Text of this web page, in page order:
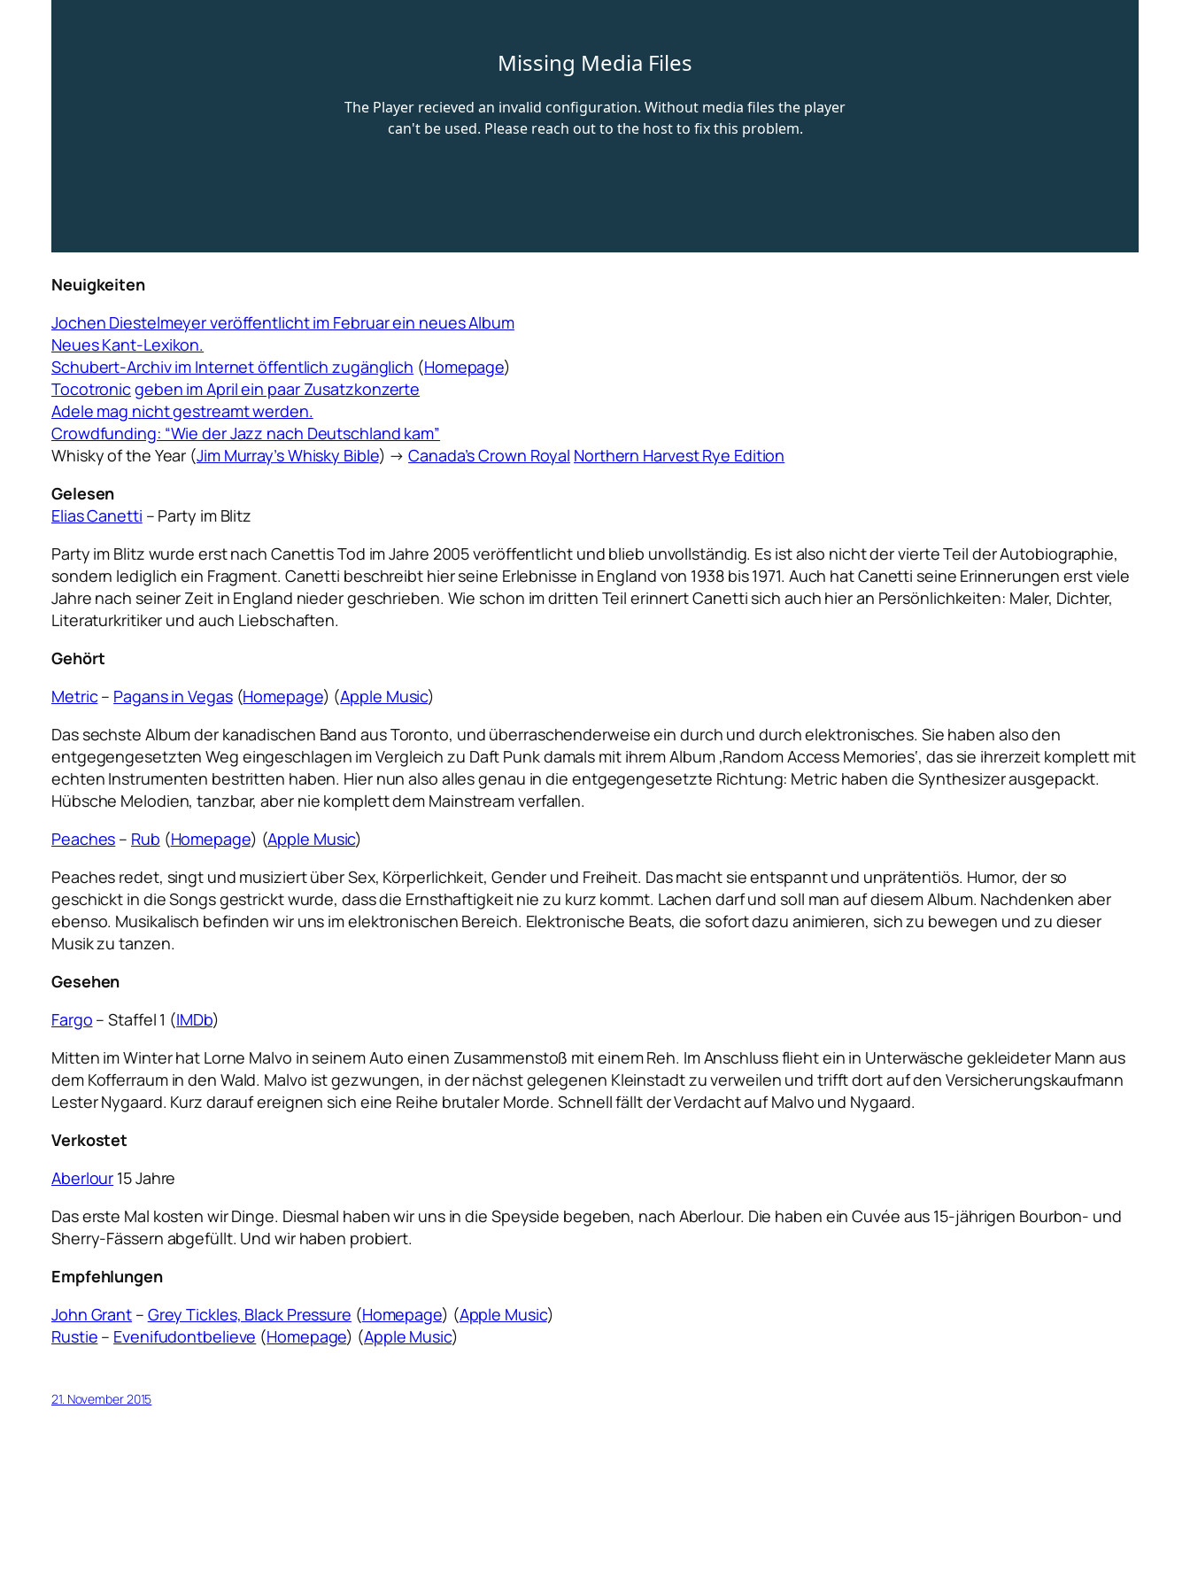
Neuigkeiten
Jochen Diestelmeyer veröffentlicht im Februar ein neues Album
Neues Kant-Lexikon.
Schubert-Archiv im Internet öffentlich zugänglich (Homepage)
Tocotronicgeben im April ein paar Zusatzkonzerte
Adele mag nicht gestreamt werden.
Crowdfunding: “Wie der Jazz nach Deutschland kam”
Whisky of the Year (Jim Murray’s Whisky Bible) →Canada’s Crown Royal Northern Harvest Rye Edition
Gelesen
Elias Canetti – Party im Blitz
Party im Blitz wurde erst nach Canettis Tod im Jahre 2005 veröffentlicht und blieb unvollständig. Es ist also nicht der vierte Teil der Autobiographie,
sondern lediglich ein Fragment. Canetti beschreibt hier seine Erlebnisse in England von 1938 bis 1971. Auch hat Canetti seine Erinnerungen erst viele
Jahre nach seiner Zeit in England nieder geschrieben. Wie schon im dritten Teil erinnert Canetti sich auch hier an Persönlichkeiten: Maler, Dichter,
Literaturkritiker und auch Liebschaften.
Gehört
Metric– Pagans in Vegas(Homepage) (Apple Music)
Das sechste Album der kanadischen Band aus Toronto, und überraschenderweise ein durch und durch elektronisches. Sie haben also den
entgegengesetzten Weg eingeschlagen im Vergleich zu Daft Punk damals mit ihrem Album ‚Random Access Memories‘, das sie ihrerzeit komplett mit
echten Instrumenten bestritten haben. Hier nun also alles genau in die entgegengesetzte Richtung: Metric haben die Synthesizer ausgepackt.
Hübsche Melodien, tanzbar, aber nie komplett dem Mainstream verfallen.
Peaches – Rub (Homepage) (Apple Music)
Peaches redet, singt und musiziert über Sex, Körperlichkeit, Gender und Freiheit. Das macht sie entspannt und unprätentiös. Humor, der so
geschickt in die Songs gestrickt wurde, dass die Ernsthaftigkeit nie zu kurz kommt. Lachen darf und soll man auf diesem Album. Nachdenken aber
ebenso. Musikalisch befinden wir uns im elektronischen Bereich. Elektronische Beats, die sofort dazu animieren, sich zu bewegen und zu dieser
Musik zu tanzen.
Gesehen
Fargo – Staffel 1 (IMDb)
Mitten im Winter hat Lorne Malvo in seinem Auto einen Zusammenstoß mit einem Reh. Im Anschluss flieht ein in Unterwäsche gekleideter Mann aus
dem Kofferraum in den Wald. Malvo ist gezwungen, in der nächst gelegenen Kleinstadt zu verweilen und trifft dort auf den Versicherungskaufmann
Lester Nygaard. Kurz darauf ereignen sich eine Reihe brutaler Morde. Schnell fällt der Verdacht auf Malvo und Nygaard.
Verkostet
Aberlour 15 Jahre
Das erste Mal kosten wir Dinge. Diesmal haben wir uns in die Speyside begeben, nach Aberlour. Die haben einCuvée aus 15-jährigen Bourbon- und
Sherry-Fässern abgefüllt. Und wir haben probiert.
Empfehlungen
John Grant – Grey Tickles, Black Pressure (Homepage) (Apple Music)
Rustie – Evenifudontbelieve (Homepage) (Apple Music)
21. November 2015